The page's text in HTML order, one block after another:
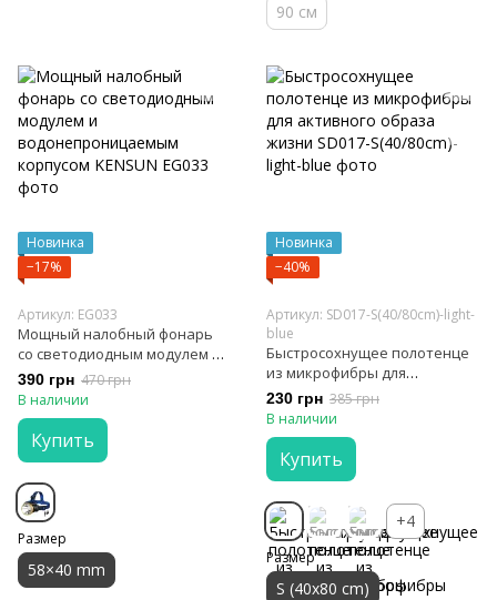
90 см
Новинка
−17%
Артикул: EG033
Мощный налобный фонарь
со светодиодным модулем и
водонепроницаемым
корпусом KENSUN
390 грн 470 грн
В наличии
Купить
Размер
58×40 mm
Новинка
−40%
Артикул: SD017-S(40/80cm)-light-
blue
Быстросохнущее полотенце
из микрофибры для
активного образа жизни
230 грн 385 грн
В наличии
Купить
+4
Размер
S (40x80 cm)